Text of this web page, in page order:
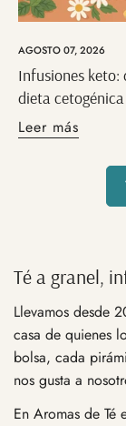
AGOSTO 07, 2026
Infusiones keto:
dieta cetogénica
Leer más
Té a granel,
Llevamos desde
casa de quienes
bolsa, cada
nos gusta a
En Aromas de Té